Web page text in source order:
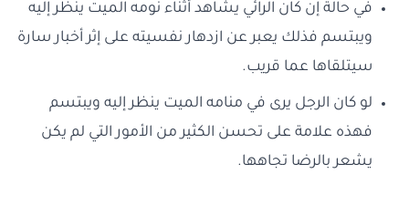
في حالة إن كان الرائي يشاهد أثناء نومه الميت ينظر إليه
ويبتسم فذلك يعبر عن ازدهار نفسيته على إثر أخبار سارة
سيتلقاها عما قريب.
لو كان الرجل يرى في منامه الميت ينظر إليه ويبتسم
فهذه علامة على تحسن الكثير من الأمور التي لم يكن
يشعر بالرضا تجاهها.